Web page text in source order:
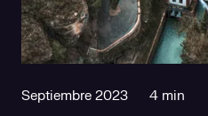
Septiembre 2023 4 min